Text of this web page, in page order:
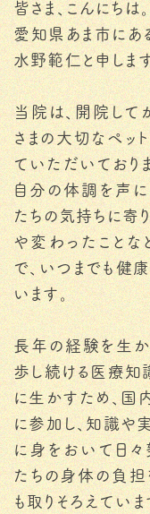
皆さま、こんにちは。
愛知県あま市にあ
水野範仁と申します
当院は、開院し
さまの大切なペッ
ていただいており
自分の体調を声
たちの気持ちに寄
や変わったことな
で、いつまでも健
います。
長年の経験を生か
歩し続ける医療知
に生かすため、
に参加し、知識
に身をおいて日々
たちの身体の負
も取りそろえていま